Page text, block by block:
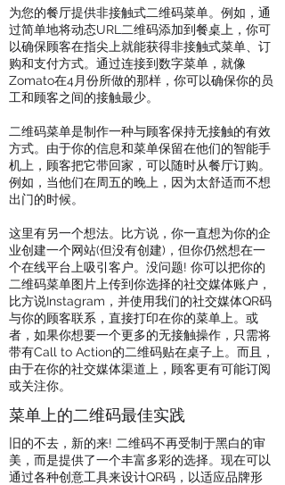
为您的餐厅提供非接触式二维码菜单。例如，通
过简单地将动态URL二维码添加到餐桌上，你可
以确保顾客在指尖上就能获得非接触式菜单、订
购和支付方式。通过连接到数字菜单，就像
Zomato在4月份所做的那样，你可以确保你的员
工和顾客之间的接触最少。
二维码菜单是制作一种与顾客保持无接触的有效
方式。由于你的信息和菜单保留在他们的智能手
机上，顾客把它带回家，可以随时从餐厅订购。
例如，当他们在周五的晚上，因为太舒适而不想
出门的时候。
这里有另一个想法。比方说，你一直想为你的企
业创建一个网站(但没有创建)，但你仍然想在一
个在线平台上吸引客户。没问题! 你可以把你的
二维码菜单图片上传到你选择的社交媒体账户，
比方说Instagram，并使用我们的社交媒体QR码
与你的顾客联系，直接打印在你的菜单上。或
者，如果你想要一个更多的无接触操作，只需将
带有Call to Action的二维码贴在桌子上。而且，
由于在你的社交媒体渠道上，顾客更有可能订阅
或关注你。
菜单上的二维码最佳实践
旧的不去，新的来! 二维码不再受制于黑白的审
美，而是提供了一个丰富多彩的选择。现在可以
通过各种创意工具来设计QR码，以适应品牌形